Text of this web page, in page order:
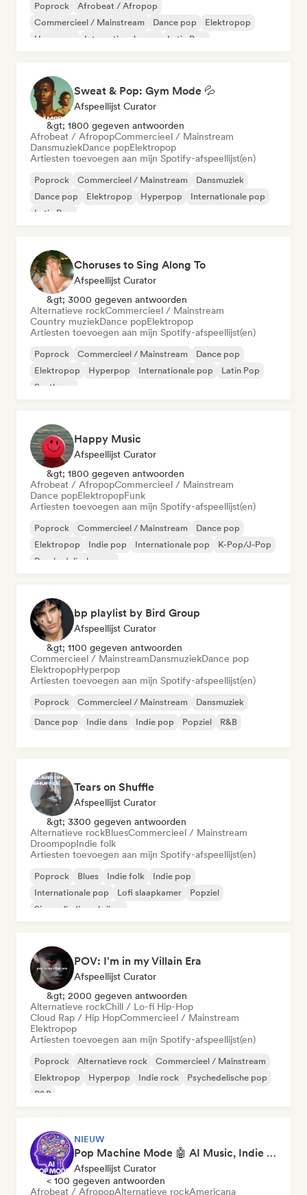
Poprock
Afrobeat / Afropop
Commercieel / Mainstream
Dance pop
Elektropop
Hyperpop
Internationale pop Latin Pop
Sweat & Pop: Gym Mode 💦
Afspeellijst Curator
&gt; 1800 gegeven antwoorden
Afrobeat / AfropopCommercieel / Mainstream
DansmuziekDance popElektropop
Artiesten toevoegen aan mijn Spotify-afspeellijst(en)
Poprock Commercieel / Mainstream
Dansmuziek
Dance pop
Elektropop Hyperpop
Internationale pop
Latin Pop
Choruses to Sing Along To
Afspeellijst Curator
&gt; 3000 gegeven antwoorden
Alternatieve rockCommercieel / Mainstream
Country muziekDance popElektropop
Artiesten toevoegen aan mijn Spotify-afspeellijst(en)
Poprock Commercieel / Mainstream
Dance pop
Elektropop
Hyperpop Internationale pop
Latin Pop
Synthpop
Happy Music
Afspeellijst Curator
&gt; 1800 gegeven antwoorden
Afrobeat / AfropopCommercieel / Mainstream
Dance popElektropopFunk
Artiesten toevoegen aan mijn Spotify-afspeellijst(en)
Poprock Commercieel / Mainstream
Dance pop
Elektropop
Indie pop Internationale pop
K-Pop/J-Pop
Psychedelische pop
bp playlist by Bird Group
Afspeellijst Curator
&gt; 1100 gegeven antwoorden
Commercieel / MainstreamDansmuziekDance pop
ElektropopHyperpop
Artiesten toevoegen aan mijn Spotify-afspeellijst(en)
Poprock Commercieel / Mainstream
Dansmuziek
Dance pop
Indie dans Indie pop Popziel R&B
Tears on Shuffle
Afspeellijst Curator
&gt; 3300 gegeven antwoorden
Alternatieve rockBluesCommercieel / Mainstream
DroompopIndie folk
Artiesten toevoegen aan mijn Spotify-afspeellijst(en)
Poprock Blues Indie folk
Indie pop
Internationale pop
Lofi slaapkamer
Popziel
Singer-liedjesschrijver
POV: I'm in my Villain Era
Afspeellijst Curator
&gt; 2000 gegeven antwoorden
Alternatieve rockChill / Lo-fi Hip-Hop
Cloud Rap / Hip HopCommercieel / Mainstream
Elektropop
Artiesten toevoegen aan mijn Spotify-afspeellijst(en)
Poprock Alternatieve rock
Commercieel / Mainstream
Elektropop
Hyperpop Indie rock
Psychedelische pop
R&B
NIEUW
Pop Machine Mode 🤖 AI Music, Indie Pop & Dream Pop
Afspeellijst Curator
< 100 gegeven antwoorden
Afrobeat / AfropopAlternatieve rockAmericana